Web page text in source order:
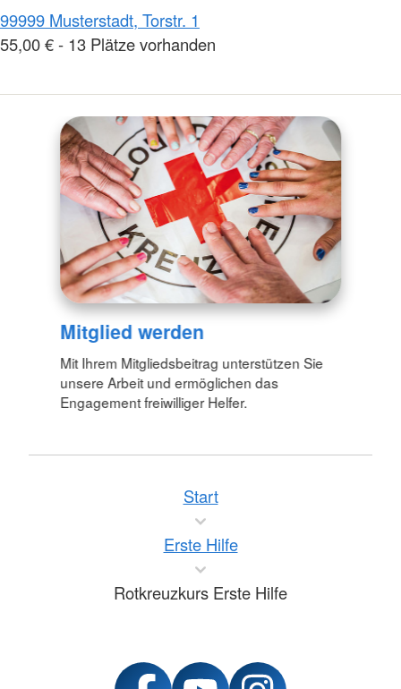
99999 Musterstadt, Torstr. 1
55,00 € - 13 Plätze vorhanden
Mitglied werden
Mit Ihrem Mitgliedsbeitrag unterstützen Sie
unsere Arbeit und ermöglichen das
Engagement freiwilliger Helfer.
Start
Erste Hilfe
Rotkreuzkurs Erste Hilfe